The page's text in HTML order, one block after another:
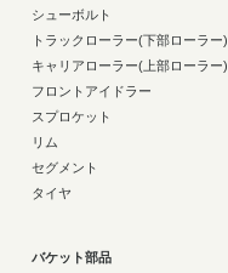
シューボルト
トラックローラー(下部ローラー)
キャリアローラー(上部ローラー)
フロントアイドラー
スプロケット
リム
セグメント
タイヤ
バケット部品